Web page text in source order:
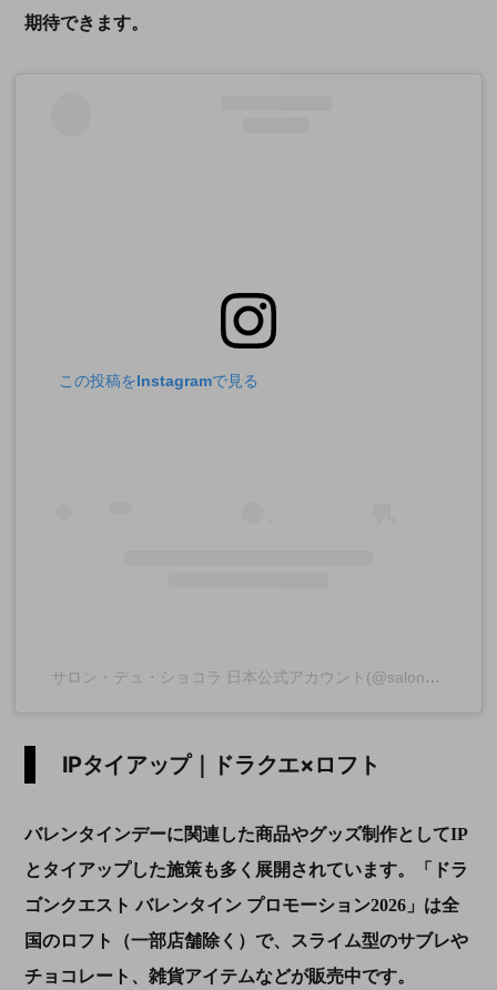
期待できます。
この投稿をInstagramで見る
サロン・デュ・ショコラ 日本公式アカウント(@salonduchocolat_jp)がシェアした投稿
IPタイアップ｜ドラクエ×ロフト
バレンタインデーに関連した商品やグッズ制作としてIP
とタイアップした施策も多く展開されています。「ドラ
ゴンクエスト バレンタイン プロモーション2026」は全
国のロフト（一部店舗除く）で、スライム型のサブレや
チョコレート、雑貨アイテムなどが販売中です。